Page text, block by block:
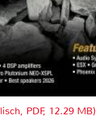
PDF, 12.29 MB)